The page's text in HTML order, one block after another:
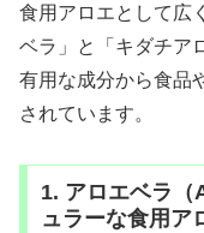
食用アロエとして広
ベラ」と「キダチア
有用な成分から食品
されています。
1. アロエベラ
ュラーな食用ア